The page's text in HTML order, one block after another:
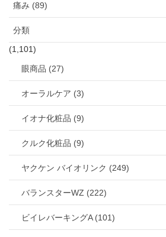
痛み (89)
分類
(1,101)
眼商品 (27)
オーラルケア (3)
イオナ化粧品 (9)
クルク化粧品 (9)
ヤクケン バイオリンク (249)
バランスターWZ (222)
ビイレバーキングA (101)